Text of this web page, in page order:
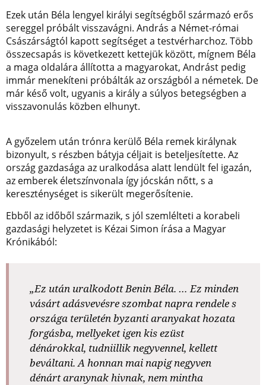
Ezek után Béla lengyel királyi segítségből származó erős
sereggel próbált visszavágni. András a Német-római
Császárságtól kapott segítséget a testvérharchoz. Több
összecsapás is következett kettejük között, mígnem Béla
a maga oldalára állította a magyarokat, Andrást pedig
immár menekíteni próbálták az országból a németek. De
már késő volt, ugyanis a király a súlyos betegségben a
visszavonulás közben elhunyt.
A győzelem után trónra kerülő Béla remek királynak
bizonyult, s részben bátyja céljait is beteljesítette. Az
ország gazdasága az uralkodása alatt lendült fel igazán,
az emberek életszínvonala így jócskán nőtt, s a
kereszténységet is sikerült megerősítenie.
Ebből az időből származik, s jól szemlélteti a korabeli
gazdasági helyzetet is Kézai Simon írása a Magyar
Krónikából:
„Ez után uralkodott Benin Béla. … Ez minden
vásárt adásvevésre szombat napra rendele s
országa területén byzanti aranyakat hozata
forgásba, mellyeket igen kis ezüst
dénárokkal, tudniillik negyvennel, kellett
beváltani. A honnan mai napig negyven
dénárt aranynak hivnak, nem mintha